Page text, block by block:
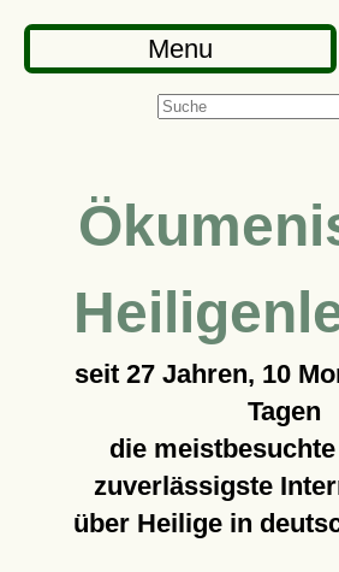
Menu
seit 27 Jahren, 10
Tagen
die
zuverlässigste
über Heilige in